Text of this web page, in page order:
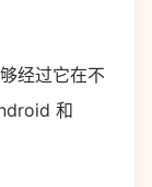
经过它在不
和